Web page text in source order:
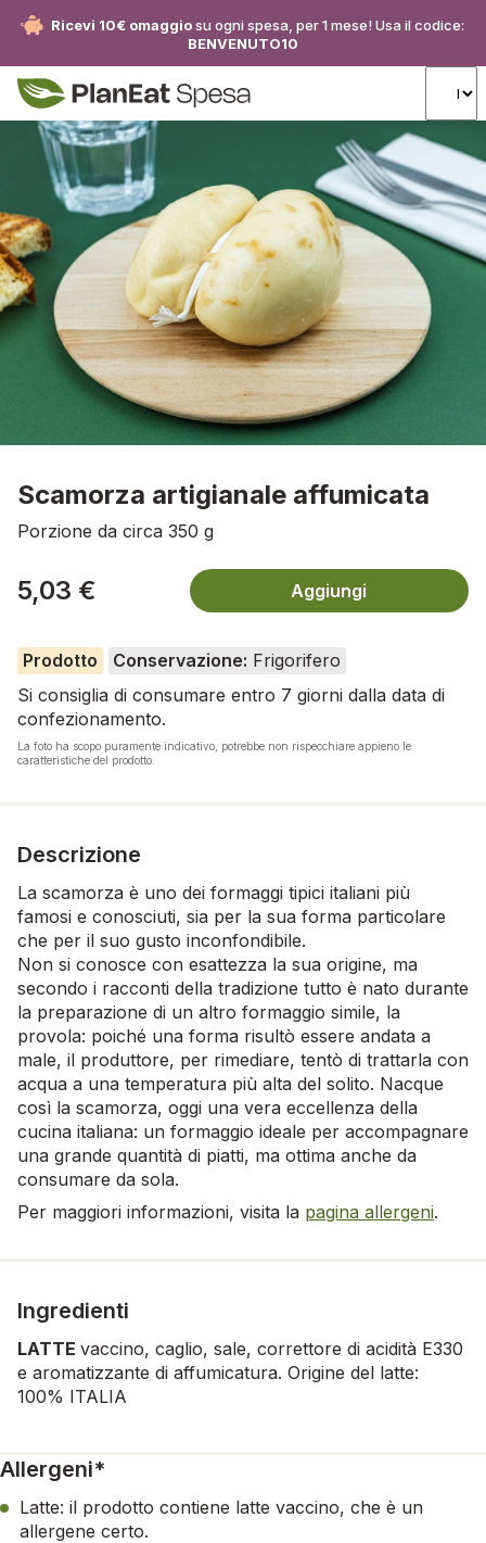
Ricevi 10€ omaggiosu ogni spesa, per 1 mese! Usa il codice:
BENVENUTO10
Scamorza artigianale affumicata
Porzione da circa 350 g
5,03 € Aggiungi
Prodotto Conservazione: Frigorifero
Si consiglia di consumare entro 7 giorni dalla data di
confezionamento.
La foto ha scopo puramente indicativo, potrebbe non rispecchiare appieno le
caratteristiche del prodotto.
Descrizione
La scamorza è uno dei formaggi tipici italiani più
famosi e conosciuti, sia per la sua forma particolare
che per il suo gusto inconfondibile.
Non si conosce con esattezza la sua origine, ma
secondo i racconti della tradizione tutto è nato durante
la preparazione di un altro formaggio simile, la
provola: poiché una forma risultò essere andata a
male, il produttore, per rimediare, tentò di trattarla con
acqua a una temperatura più alta del solito. Nacque
così la scamorza, oggi una vera eccellenza della
cucina italiana: un formaggio ideale per accompagnare
una grande quantità di piatti, ma ottima anche da
consumare da sola.
Per maggiori informazioni, visita la pagina allergeni.
Ingredienti
LATTE vaccino, caglio, sale, correttore di acidità E330
e aromatizzante di affumicatura. Origine del latte:
100% ITALIA
Allergeni*
Latte: il prodotto contiene latte vaccino, che è un
allergene certo.